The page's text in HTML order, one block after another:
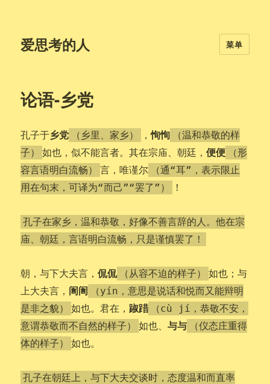
爱思考的人 菜单
论语-乡党
孔子于乡党 （乡里、家乡） ，恂恂
（温和恭敬的样
子）
如也，似不能言者。其在宗庙、朝廷，便便
（形
容言语明白流畅）
言，唯谨尔
（通“耳”，表示限止
用在句末，可译为“而己”“罢了”）
！
孔子在家乡，温和恭敬，好像不善言辞的人。他在宗
庙、朝廷，言语明白流畅，只是谨慎罢了！
朝，与下大夫言，侃侃 （从容不迫的样子）
如也；与
上大夫言， 訚訚
（yín，意思是说话和悦而又能辩明
是非之貌）
如也。君在， 踧踖
（cù jí，恭敬不安，
意谓恭敬而不自然的样子）
如也、与与
（仪态庄重得
体的样子）
如也。
孔子在朝廷上，与下大夫交谈时，态度温和而直率